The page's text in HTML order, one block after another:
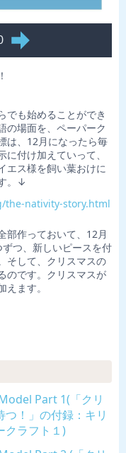
でも始めることができ
の場面を、ペーパーク
は、12月になったら毎
付け加えていって、
エス様を飼い葉おけに
。↓
the-nativity-story.html
部作っておいて、12月
つ、新しいピースを付
そして、クリスマスの
のです。クリスマスが
ます。
Part 1(「クリ
！」の付録：キリ
クラフト１)